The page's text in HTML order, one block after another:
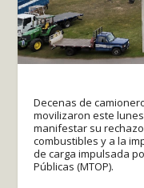
Decenas de
movilizaron este
manifestar su
combustibles y a la
de carga impulsada
Públicas (MTOP).